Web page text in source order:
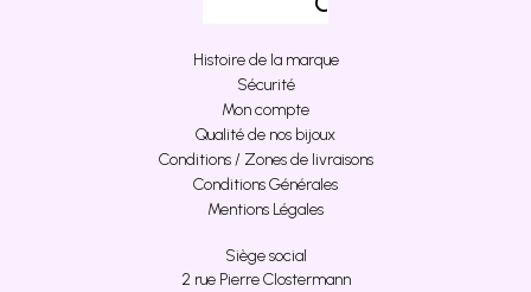
Histoire de la marque
Sécurité
Mon compte
Qualité de nos bijoux
Conditions / Zones de livraisons
Conditions Générales
Mentions Légales
Siège social
2 rue Pierre Clostermann